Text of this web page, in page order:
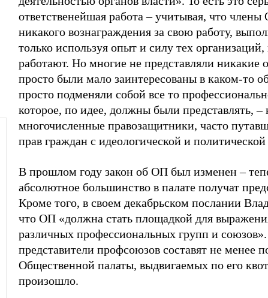
ответственейшая работа – учитывая, что
никакого вознаграждения за свою работу,
только используя опыт и силу тех
работают. Но многие не представляли никакие
просто были мало заинтересованы в каком-то
просто подменяли собой все то
которое, по идее, должны были представлять, –
многочисленные правозащитники, часто
прав граждан с идеологической и
В прошлом году закон об ОП был изменен –
абсолютное большинство в палате получат
Кроме того, в своем декабрьском послании
что ОП «должна стать площадкой для
различных профессиональных групп и
представители профсоюзов составят не менее
Общественной палаты, выдвигаемых по его
произошло.